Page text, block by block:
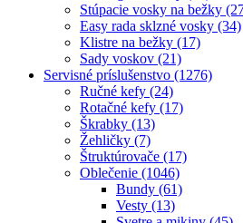
Stúpacie vosky na bežky
Easy rada sklzné vosky (34)
Klistre na bežky (17)
Sady voskov (21)
Servisné príslušenstvo (1276)
Ručné kefy (24)
Rotačné kefy (17)
Škrabky (13)
Žehličky (7)
Štruktúrovače (17)
Oblečenie (1046)
Bundy (61)
Vesty (13)